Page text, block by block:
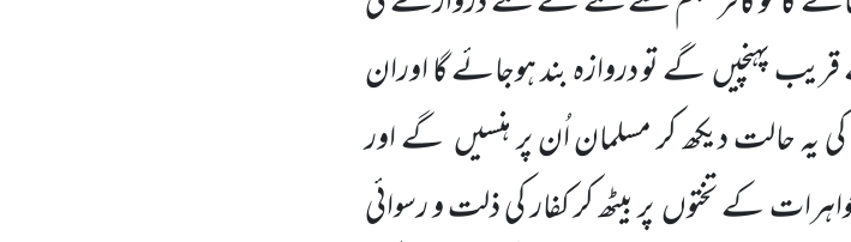
پہنچیںگے تو دروازہ بند ہوجائے گا اوران
کی یہ حالت دیکھ کر مسلمان اُن پر ہنسیں گے اور
کے تختوںپر بیٹھ کر کفار کی ذلت و رسوائی